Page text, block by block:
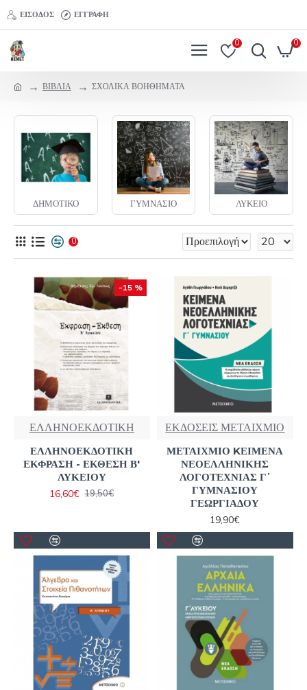
ΕΊΣΟΔΟΣ ΕΓΓΡΑΦΉ
0 0
ΒΙΒΛΙΑ ΣΧΟΛΙΚΑ ΒΟΗΘΗΜΑΤΑ
ΔΗΜΟΤΙΚΟ ΓΥΜΝΑΣΙΟ ΛΥΚΕΙΟ
0
-15 %
ΕΛΛΗΝΟΕΚΔΟΤΙΚΗ
ΕΛΛΗΝΟΕΚΔΟΤΙΚΗ
ΕΚΦΡΑΣΗ - ΕΚΘΕΣΗ Β'
ΛΥΚΕΙΟΥ
16,60€ 19,50€
ΕΚΔΟΣΕΙΣ ΜΕΤΑΙΧΜΙΟ
ΜΕΤΑΙΧΜΙΟ KΕΙΜΕΝΑ
ΝΕΟΕΛΛΗΝΙΚΗΣ
ΛΟΓΟΤΕΧΝΙΑΣ Γ΄
ΓΥΜΝΑΣΙΟΥ
ΓΕΩΡΓΙΑΔΟΥ
19,90€